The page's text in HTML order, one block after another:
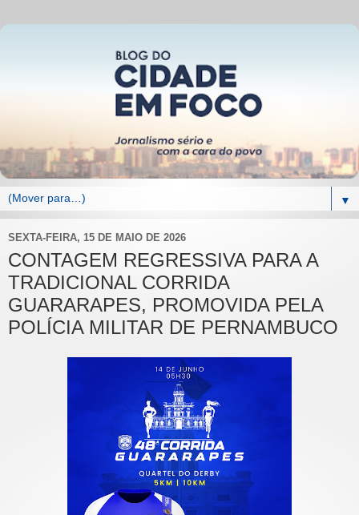
▼
SEXTA-FEIRA, 15 DE MAIO DE 2026
CONTAGEM REGRESSIVA PARA A
TRADICIONAL CORRIDA
GUARARAPES, PROMOVIDA PELA
POLÍCIA MILITAR DE PERNAMBUCO